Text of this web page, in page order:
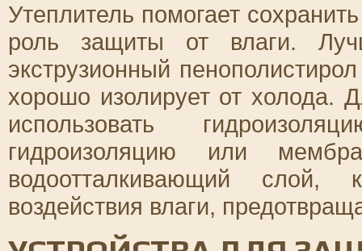
Утеплитель помогает
роль защиты от влаги.
экструзионный
хорошо изолирует от холода.
использовать
гидроизоляцию или
водоотталкивающий
воздействия влаги,